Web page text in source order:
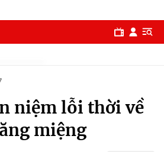
niệm lỗi thời về
miệng